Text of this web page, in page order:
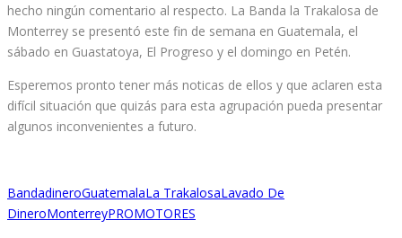
hecho ningún comentario al respecto. La Banda la Trakalosa de
Monterrey se presentó este fin de semana en Guatemala, el
sábado en Guastatoya, El Progreso y el domingo en Petén.
Esperemos pronto tener más noticas de ellos y que aclaren esta
difícil situación que quizás para esta agrupación pueda presentar
algunos inconvenientes a futuro.
BandadineroGuatemalaLa TrakalosaLavado De
DineroMonterreyPROMOTORES